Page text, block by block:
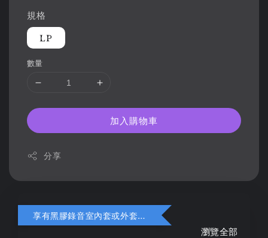
規格
LP
數量
加入購物車
分享
享有黑膠錄音室內套或外套折扣
瀏覽全部